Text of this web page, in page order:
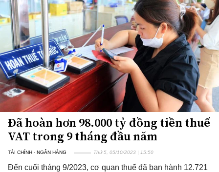
Đã hoàn hơn 98.000 tỷ đồng tiền thuế
VAT trong 9 tháng đầu năm
TÀI CHÍNH - NGÂN HÀNG Thứ 5, 05/10/2023 | 15:50
Đến cuối tháng 9/2023, cơ quan thuế đã ban hành 12.721